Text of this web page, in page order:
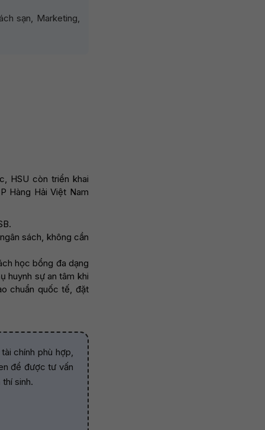
sạn, Marketing,
HSU còn triển khai
Hàng Hải Việt Nam
sách, không cần
học bổng đa dạng
huynh sự an tâm khi
chuẩn quốc tế, đặt
chính phù hợp,
để được tư vấn
sinh.